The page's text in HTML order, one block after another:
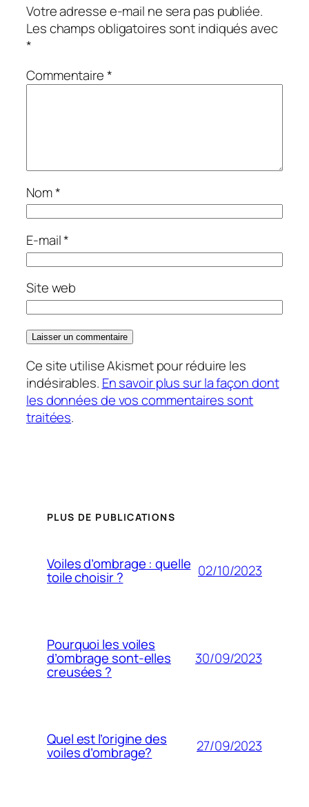
Votre adresse e-mail ne sera pas publiée.
Les champs obligatoires sont indiqués avec
*
Commentaire*
Nom*
E-mail*
Site web
Ce site utilise Akismet pour réduire les
indésirables. En savoir plus sur la façon dont
les données de vos commentaires sont
traitées.
PLUS DE PUBLICATIONS
Voiles d’ombrage : quelle
toile choisir ? 02/10/2023
Pourquoi les voiles
d’ombrage sont-elles
creusées ?
30/09/2023
Quel est l’origine des
voiles d’ombrage? 27/09/2023